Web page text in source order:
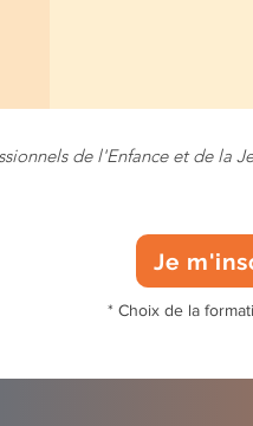
de l'Enfance et de la
Je
* Choix de la